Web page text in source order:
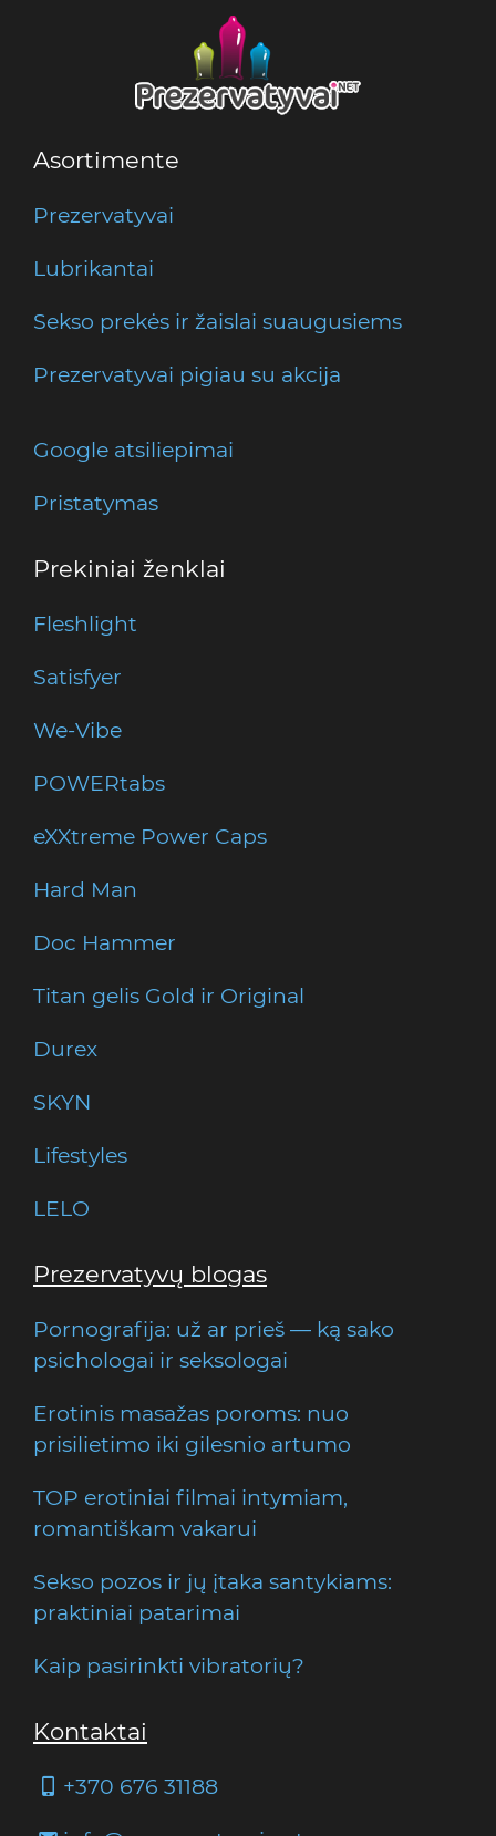
Asortimente
Prezervatyvai
Lubrikantai
Sekso prekės ir žaislai suaugusiems
Prezervatyvai pigiau su akcija
Google atsiliepimai
Pristatymas
Prekiniai ženklai
Fleshlight
Satisfyer
We-Vibe
POWERtabs
eXXtreme Power Caps
Hard Man
Doc Hammer
Titan gelis Gold ir Original
Durex
SKYN
Lifestyles
LELO
Prezervatyvų blogas
Pornografija: už ar prieš — ką sako
psichologai ir seksologai
Erotinis masažas poroms: nuo
prisilietimo iki gilesnio artumo
TOP erotiniai filmai intymiam,
romantiškam vakarui
Sekso pozos ir jų įtaka santykiams:
praktiniai patarimai
Kaip pasirinkti vibratorių?
Kontaktai
+370 676 31188